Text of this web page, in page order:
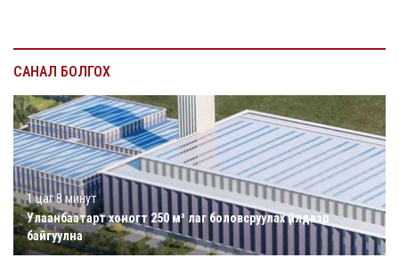
САНАЛ БОЛГОХ
1 цаг 8 минут
Улаанбаатарт хоногт 250 м³ лаг боловсруулах үйлдвэр
байгуулна